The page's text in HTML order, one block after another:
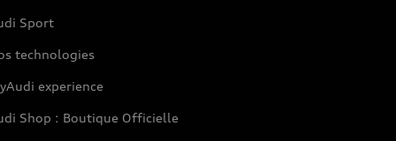
Sport
technologies
experience
Shop : Boutique Officielle